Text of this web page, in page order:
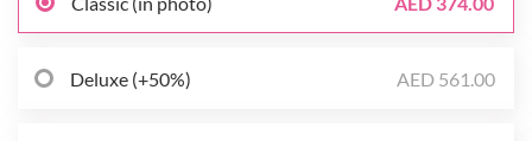
Deluxe (+50%) AED 561.00